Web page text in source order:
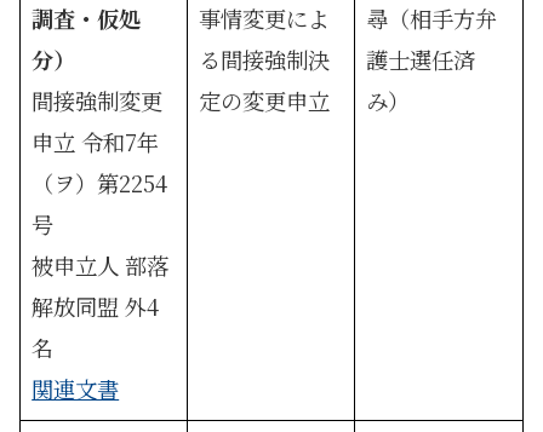
調査・仮処
分）
間接強制変更
申立 令和7年
（ヲ）第2254
号
被申立人 部落
解放同盟 外4
名
関連文書
事情変更によ
る間接強制決
定の変更申立
尋（相手方弁
護士選任済
み）